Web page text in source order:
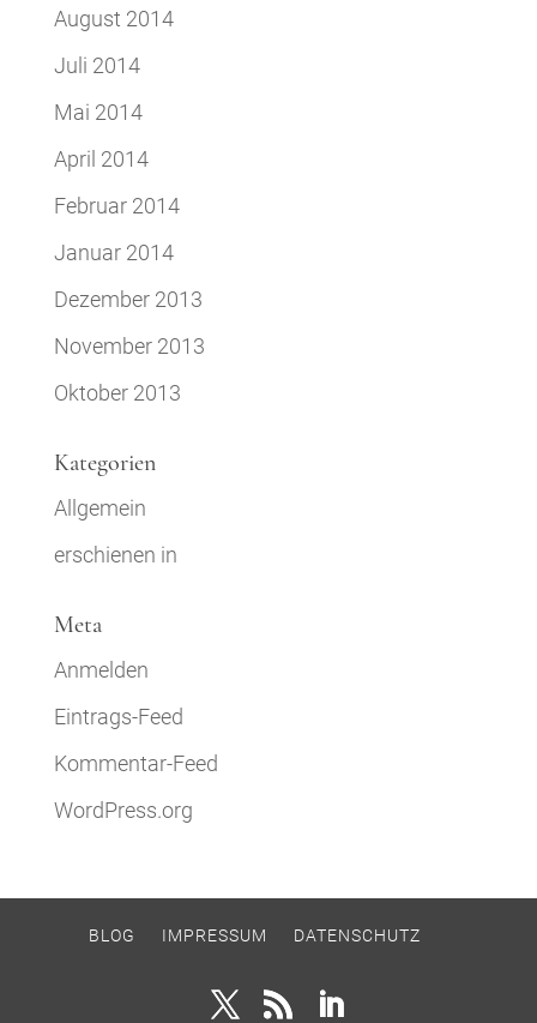
August 2014
Juli 2014
Mai 2014
April 2014
Februar 2014
Januar 2014
Dezember 2013
November 2013
Oktober 2013
Kategorien
Allgemein
erschienen in
Meta
Anmelden
Eintrags-Feed
Kommentar-Feed
WordPress.org
BLOG IMPRESSUM DATENSCHUTZ